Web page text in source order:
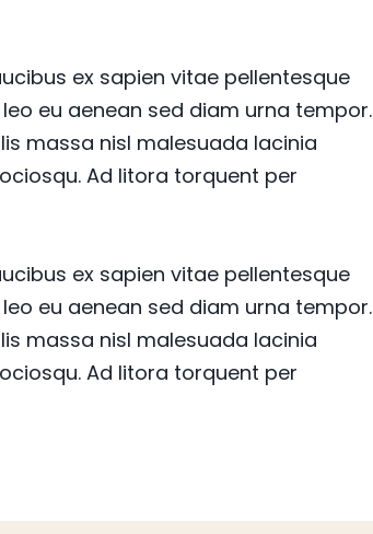
ex sapien vitae pellentesque
eu aenean sed diam urna tempor.
massa nisl malesuada lacinia
Ad litora torquent per
ex sapien vitae pellentesque
eu aenean sed diam urna tempor.
massa nisl malesuada lacinia
Ad litora torquent per